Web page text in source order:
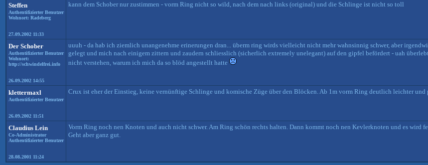
Steffen
Authentifizierter Benutzer
Wohnort: Radeberg
27.09.2002 11:33
kann dem Schober nur zustimmen - vorm Ring nicht so wild, nach dem nach links (original) und die Schlinge ist nicht so toll
Der Schober
Authentifizierter Benutzer
Wohnort:
http://schwindelfrei.info
26.09.2002 14:55
uuuh - da hab ich ziemlich unangenehme erinerungen dran... überm ring wirds vielleicht nicht mehr wahnsinnig schwer, aber
gelegt und mich nach einigem zittern und zaudern schliesslich (sicherlich extremely unelegant) auf den gipfel befördert - uah
nicht verstehen, warum ich mich da so blöd angestellt hatte
klettermaxl
Authentifizierter Benutzer
26.09.2002 11:51
Crux ist eher der Einstieg, keine vernünftige Schlinge und komische Züge über den Blöcken. Ab 1m vorm Ring deutlich leichter und
Claudius Lein
Co-Administrator
Authentifizierter Benutzer
28.08.2001 11:24
Vorm Ring noch nen Knoten und auch nicht schwer. Am Ring schön rechts halten. Dann kommt noch nen Kevlerknoten und es wird
Geht aber ganz gut.